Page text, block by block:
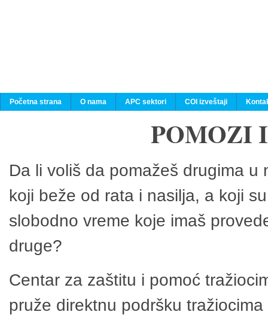
Početna strana O nama APC sektori COI izveštaji
POMOZI
Da li voliš da pomažeš drugima
koji beže od rata i nasilja, a koji
slobodno vreme koje imaš
druge?
Centar za zaštitu i pomoć
pruže direktnu podršku